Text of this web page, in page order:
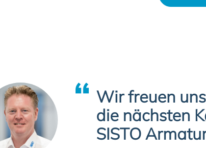
Wir freuen
die nächsten
SISTO